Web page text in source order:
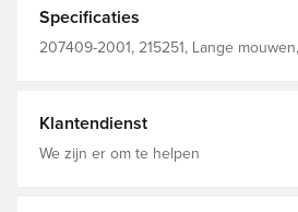
Specificaties
207409-2001, 215251, Lange
Klantendienst
We zijn er om te helpen